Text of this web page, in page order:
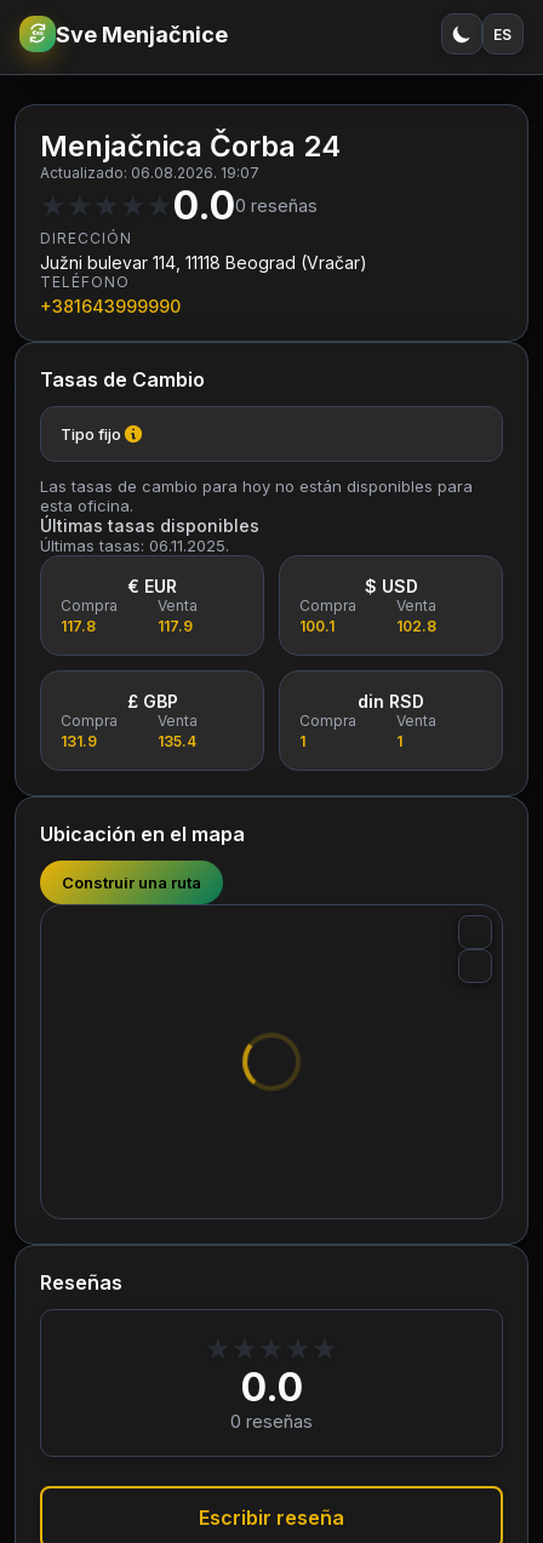
€RSD Sve Menjačnice ES
Menjačnica Čorba 24
Actualizado: 06.08.2026. 19:07
★ ★ ★ ★ ★0.00 reseñas
DIRECCIÓN
Južni bulevar 114, 11118 Beograd (Vračar)
TELÉFONO
+381643999990
Tasas de Cambio
Tipo fijo
Las tasas de cambio para hoy no están disponibles para
esta oficina.
Últimas tasas disponibles
Últimas tasas: 06.11.2025.
€ EUR
Compra
117.8
Venta
117.9
$ USD
Compra
100.1
Venta
102.8
£ GBP
Compra
131.9
Venta
135.4
din RSD
Compra
1
Venta
1
Ubicación en el mapa
Construir una ruta
Reseñas
★ ★ ★ ★ ★
0.0
0 reseñas
Escribir reseña